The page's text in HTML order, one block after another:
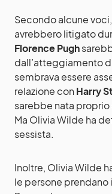
Secondo alcune voci,
avrebbero litigato
Florence Pugh
dall’atteggiamento
sembrava essere
relazione con Harry
sarebbe nata
Ma Olivia Wilde ha
sessista.
Inoltre, Olivia Wilde
le persone